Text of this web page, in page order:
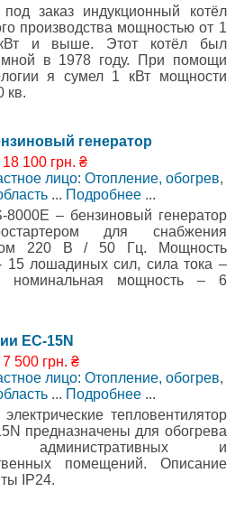
под заказ индукционный котёл
производства мощностью от 1
и выше. Этот котёл был
мной в 1978 году. При помощи
я сумел 1 кВт мощности
кв.
генератор
100 грн. ₴
лицо: Отопление, обогрев,
... Подробнее ...
8000E – бензиновый генератор
для снабжения
220 В / 50 Гц. Мощность
15 лошадиных сил, сила тока –
номинальная мощность – 6
EC-15N
500 грн. ₴
лицо: Отопление, обогрев,
... Подробнее ...
тепловентилятор
предназначены для обогрева
административных и
помещений. Описание
IP24.